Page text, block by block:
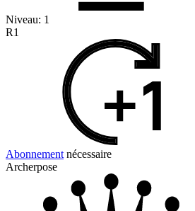
Niveau: 1
R1
Abonnement nécessaire
Archerpose